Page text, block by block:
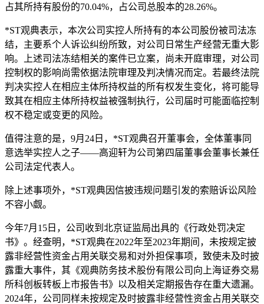
占其所持有股份的70.04%，占公司总股本的28.26%。
*ST观典表示，本次公司实控人所持有的本公司股份被司法冻
结，主要系个人诉讼纠纷所致，对公司日常生产经营无重大影
响。上述司法冻结相关的案件已立案，尚未开庭审理，对公司
控制权的影响尚需依据法院审理及判决情况而定。若最终法院
判决实控人在相应主体所持权益的所有权发生变化，将可能导
致其在相应主体所持权益被强制执行，公司届时可能面临控制
权不稳定或变更的风险。
值得注意的是，9月24日，*ST观典召开董事会，全体董事同
意选举实控人之子——高迎轩为公司第四届董事会董事长兼任
公司法定代表人。
除上述事项外，*ST观典因信披违规问题引发的索赔诉讼风险
不容小觑。
今年7月15日，公司收到北京证监局出具的《行政处罚决定
书》。经查明，*ST观典在2022年至2023年期间，未按规定披
露非经营性资金占用关联交易和对外担保事项，致使未及时披
露重大事件，其《观典防务技术股份有限公司向上海证券交易
所科创板转板上市报告书》以及相关定期报告存在重大遗漏。
2024年，公司同样未按规定及时披露非经营性资金占用关联交